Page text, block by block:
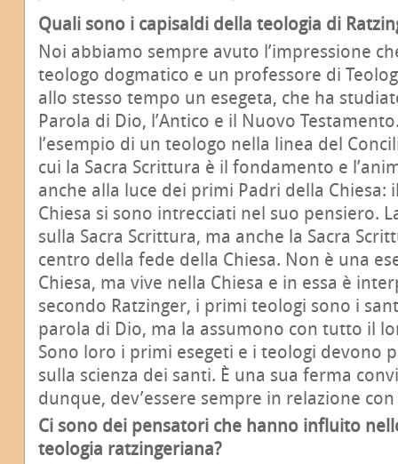
Quali sono i capisaldi della teologia di
Noi abbiamo sempre avuto l’impressione
teologo dogmatico e un professore di
allo stesso tempo un esegeta, che ha
Parola di Dio, l’Antico e il Nuovo
l’esempio di un teologo nella linea del
cui la Sacra Scrittura è il fondamento e
anche alla luce dei primi Padri della Chiesa:
Chiesa si sono intrecciati nel suo pensiero.
sulla Sacra Scrittura, ma anche la Sacra
centro della fede della Chiesa. Non è una
Chiesa, ma vive nella Chiesa e in essa è
secondo Ratzinger, i primi teologi sono i
parola di Dio, ma la assumono con tutto il
Sono loro i primi esegeti e i teologi devono
sulla scienza dei santi. È una sua ferma
dunque, dev’essere sempre in relazione
Ci sono dei pensatori che hanno influito
teologia ratzingeriana?